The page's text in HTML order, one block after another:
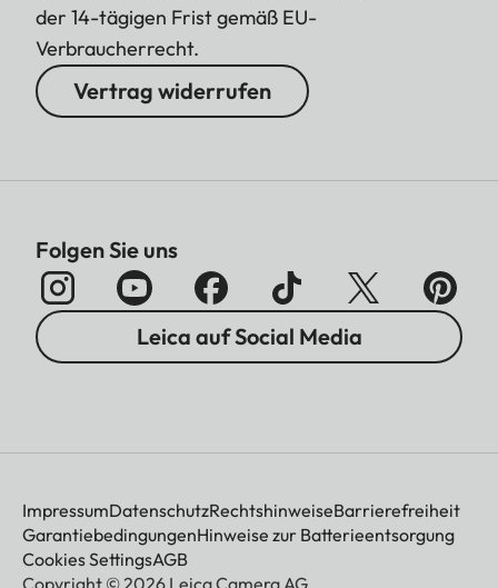
der 14-tägigen Frist gemäß EU-
Verbraucherrecht.
Vertrag widerrufen
Folgen Sie uns
Leica auf Social Media
ImpressumDatenschutzRechtshinweiseBarrierefreiheit
GarantiebedingungenHinweise zur Batterieentsorgung
Cookies SettingsAGB
Copyright © 2026 Leica Camera AG